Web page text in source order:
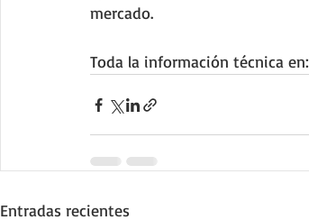
mercado.
Toda la información técnica en:
Entradas recientes